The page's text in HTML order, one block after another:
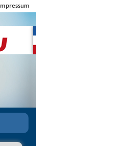
Impressum